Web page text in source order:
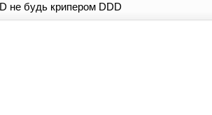
не будь крипером DDD